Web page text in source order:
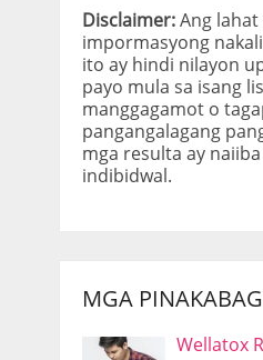
Disclaimer:Ang lahat
impormasyong
ito ay hindi nilayon
payo mula sa isang
manggagamot o
pangangalagang
mga resulta ay
indibidwal.
MGA
Wellatox